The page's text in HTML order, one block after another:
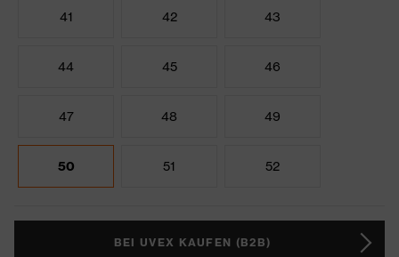
41 42 43
44 45 46
47 48 49
50 51 52
BEI UVEX KAUFEN (B2B)